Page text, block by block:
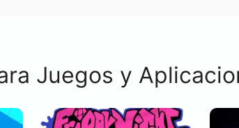
Juegos y